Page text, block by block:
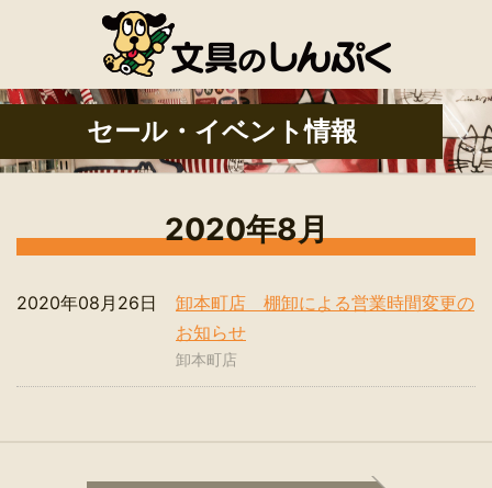
セール・イベント情報
2020年8月
卸本町店 棚卸による営業時間変更の
お知らせ
2020年08月26日
卸本町店